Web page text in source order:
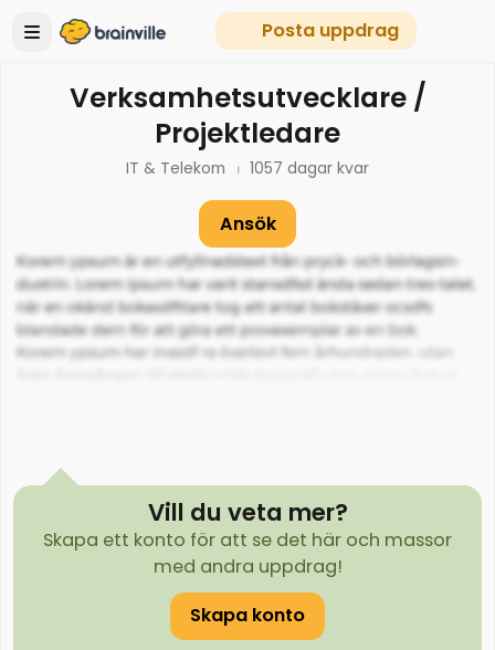
Posta uppdrag
Verksamhetsutvecklare /
Projektledare
IT & Telekom 1057 dagar kvar
Ansök
Vill du veta mer?
Skapa ett konto för att se det här och massor
med andra uppdrag!
Skapa konto